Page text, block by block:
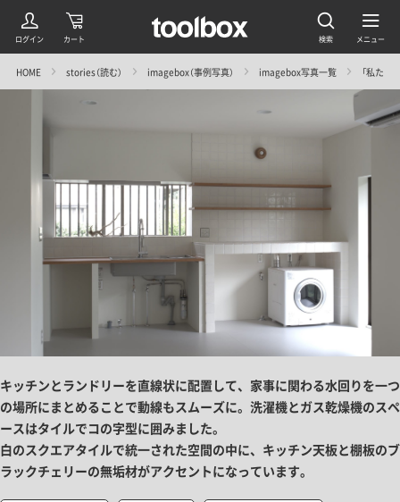
HOME stories（読む） imagebox（事例写真） imagebox写真一覧 「私た
キッチンとランドリーを直線状に配置して、家事に関わる水回りを一つ
の場所にまとめることで動線もスムーズに。洗濯機とガス乾燥機のスペ
ースはタイルでコの字型に囲みました。
白のスクエアタイルで統一された空間の中に、キッチン天板と棚板のブ
ラックチェリーの無垢材がアクセントになっています。